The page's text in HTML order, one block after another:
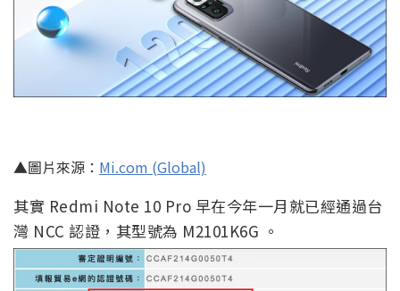
▲圖片來源： Mi.com (Global)
其實 Redmi Note 10 Pro 早在今年一月就已經通過台
灣 NCC 認證，其型號為 M2101K6G 。